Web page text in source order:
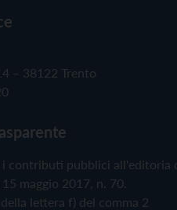
– 38122 Trento
i contributi pubblici all'editoria
maggio 2017, n. 70.
lettera f) del comma 2